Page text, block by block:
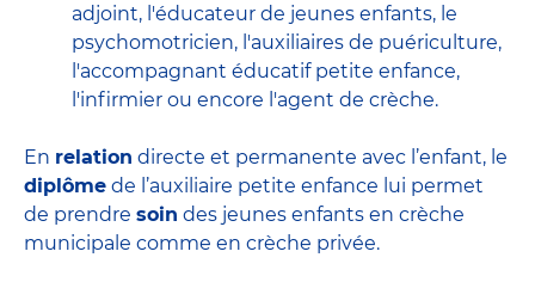
adjoint, l'éducateur de jeunes enfants, le
psychomotricien, l'auxiliaires de puériculture,
l'accompagnant éducatif petite enfance,
l'infirmier ou encore l'agent de crèche.
En relation directe et permanente avec l’enfant, le
diplôme de l’auxiliaire petite enfance lui permet
de prendre soin des jeunes enfants en crèche
municipale comme en crèche privée.